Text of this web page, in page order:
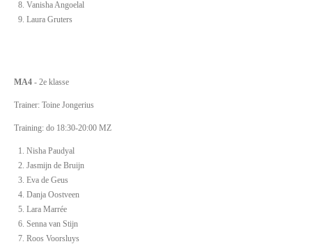
Vanisha Angoelal
Laura Gruters
MA4 - 2e klasse
Trainer: Toine Jongerius
Training: do 18:30-20:00 MZ
Nisha Paudyal
Jasmijn de Bruijn
Eva de Geus
Danja Oostveen
Lara Marrée
Senna van Stijn
Roos Voorsluys